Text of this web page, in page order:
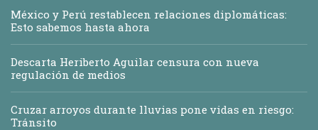
México y Perú restablecen relaciones diplomáticas:
Esto sabemos hasta ahora
Descarta Heriberto Aguilar censura con nueva
regulación de medios
Cruzar arroyos durante lluvias pone vidas en riesgo:
Tránsito